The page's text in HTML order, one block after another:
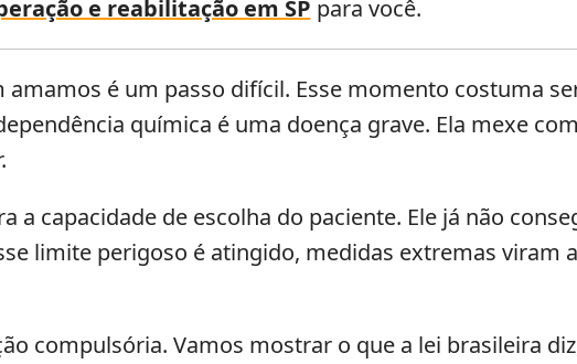
e reabilitação em SP para você.
é um passo difícil. Esse momento costuma
química é uma doença grave. Ela mexe
a capacidade de escolha do paciente. Ele já não
limite perigoso é atingido, medidas extremas viram
compulsória. Vamos mostrar o que a lei brasileira